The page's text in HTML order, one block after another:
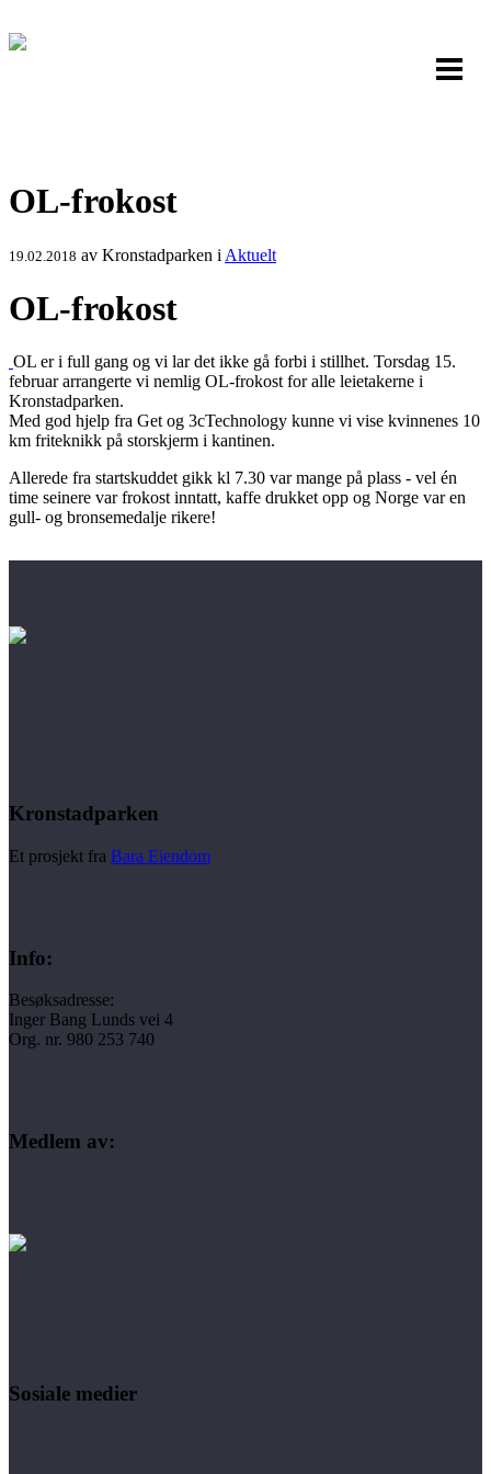
OL-frokost
19.02.2018 av Kronstadparken i Aktuelt
OL-frokost
OL er i full gang og vi lar det ikke gå forbi i stillhet. Torsdag 15.
februar arrangerte vi nemlig OL-frokost for alle leietakerne i
Kronstadparken.
Med god hjelp fra Get og 3cTechnology kunne vi vise kvinnenes 10
km friteknikk på storskjerm i kantinen.
Allerede fra startskuddet gikk kl 7.30 var mange på plass - vel én
time seinere var frokost inntatt, kaffe drukket opp og Norge var en
gull- og bronsemedalje rikere!
Kronstadparken
Et prosjekt fra Bara Eiendom
Info:
Besøksadresse:
Inger Bang Lunds vei 4
Org. nr. 980 253 740
Medlem av:
Sosiale medier